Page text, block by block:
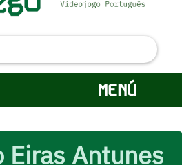
MENÚ
Eiras Antunes